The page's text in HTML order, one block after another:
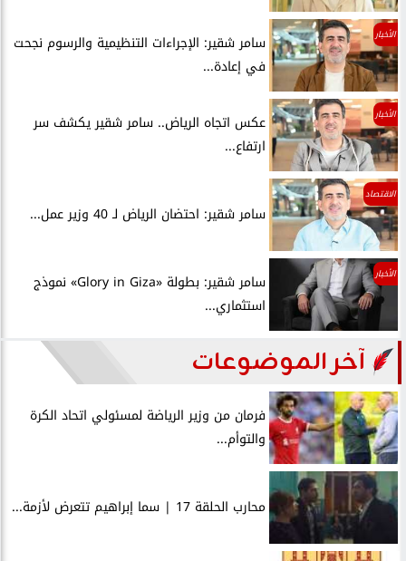
الأخبار
سامر شقير: الإجراءات التنظيمية والرسوم نجحت
في إعادة...
الأخبار
عكس اتجاه الرياض.. سامر شقير يكشف سر
ارتفاع...
الاقتصاد
سامر شقير: احتضان الرياض لـ 40 وزير عمل...
الأخبار
سامر شقير: بطولة «Glory in Giza» نموذج
استثماري...
آخر الموضوعات
فرمان من وزير الرياضة لمسئولي اتحاد الكرة
والتوأم...
محارب الحلقة 17 | سما إبراهيم تتعرض لأزمة...